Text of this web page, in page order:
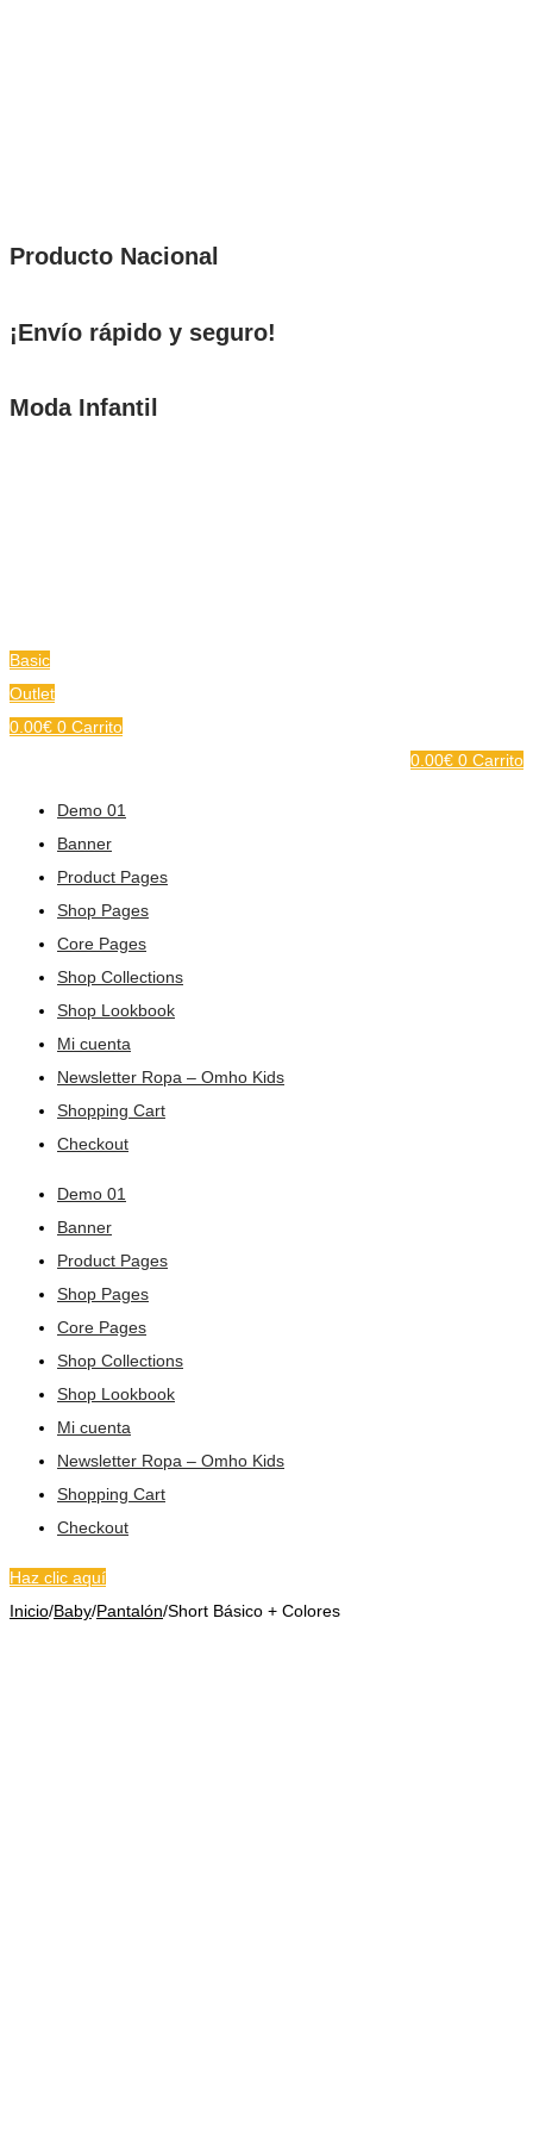
Producto Nacional
¡Envío rápido y seguro!
Moda Infantil
Basic
Outlet
0.00€ 0 Carrito
0.00€ 0 Carrito
Demo 01
Banner
Product Pages
Shop Pages
Core Pages
Shop Collections
Shop Lookbook
Mi cuenta
Newsletter Ropa – Omho Kids
Shopping Cart
Checkout
Demo 01
Banner
Product Pages
Shop Pages
Core Pages
Shop Collections
Shop Lookbook
Mi cuenta
Newsletter Ropa – Omho Kids
Shopping Cart
Checkout
Haz clic aquí
Inicio/Baby/Pantalón/Short Básico + Colores